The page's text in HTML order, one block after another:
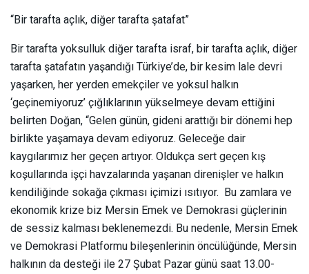
“Bir tarafta açlık, diğer tarafta şatafat”
Bir tarafta yoksulluk diğer tarafta israf, bir tarafta açlık, diğer
tarafta şatafatın yaşandığı Türkiye’de, bir kesim lale devri
yaşarken, her yerden emekçiler ve yoksul halkın
‘geçinemiyoruz’ çığlıklarının yükselmeye devam ettiğini
belirten Doğan, “Gelen günün, gideni arattığı bir dönemi hep
birlikte yaşamaya devam ediyoruz. Geleceğe dair
kaygılarımız her geçen artıyor. Oldukça sert geçen kış
koşullarında işçi havzalarında yaşanan direnişler ve halkın
kendiliğinde sokağa çıkması içimizi ısıtıyor. Bu zamlara ve
ekonomik krize biz Mersin Emek ve Demokrasi güçlerinin
de sessiz kalması beklenemezdi. Bu nedenle, Mersin Emek
ve Demokrasi Platformu bileşenlerinin öncülüğünde, Mersin
halkının da desteği ile 27 Şubat Pazar günü saat 13.00-